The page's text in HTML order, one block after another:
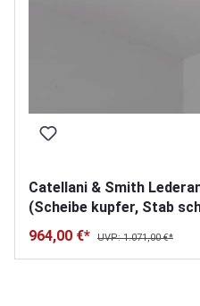
Catellani & Smith
(Scheibe kupfer, Stab
964,00 €*
UVP: 1.071,00 €*